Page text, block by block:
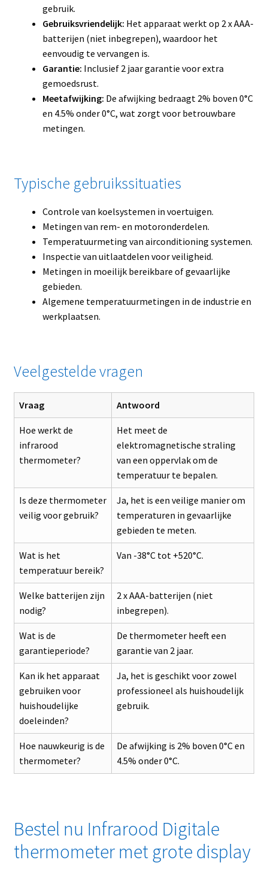
gebruik.
Gebruiksvriendelijk: Het apparaat werkt op 2 x AAA-
batterijen (niet inbegrepen), waardoor het
eenvoudig te vervangen is.
Garantie: Inclusief 2 jaar garantie voor extra
gemoedsrust.
Meetafwijking: De afwijking bedraagt 2% boven 0°C
en 4.5% onder 0°C, wat zorgt voor betrouwbare
metingen.
Typische gebruikssituaties
Controle van koelsystemen in voertuigen.
Metingen van rem- en motoronderdelen.
Temperatuurmeting van airconditioning systemen.
Inspectie van uitlaatdelen voor veiligheid.
Metingen in moeilijk bereikbare of gevaarlijke
gebieden.
Algemene temperatuurmetingen in de industrie en
werkplaatsen.
Veelgestelde vragen
Vraag Antwoord
Hoe werkt de
infrarood
thermometer?
Het meet de
elektromagnetische straling
van een oppervlak om de
temperatuur te bepalen.
Is deze thermometer
veilig voor gebruik?
Ja, het is een veilige manier om
temperaturen in gevaarlijke
gebieden te meten.
Wat is het
temperatuur bereik?
Van -38°C tot +520°C.
Welke batterijen zijn
nodig?
2 x AAA-batterijen (niet
inbegrepen).
Wat is de
garantieperiode?
De thermometer heeft een
garantie van 2 jaar.
Kan ik het apparaat
gebruiken voor
huishoudelijke
doeleinden?
Ja, het is geschikt voor zowel
professioneel als huishoudelijk
gebruik.
Hoe nauwkeurig is de
thermometer?
De afwijking is 2% boven 0°C en
4.5% onder 0°C.
Bestel nu Infrarood Digitale
thermometer met grote display